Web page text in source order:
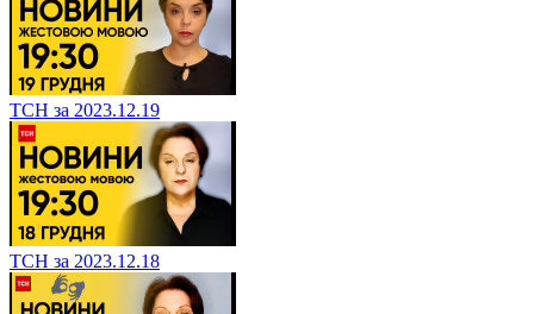
ТСН за 2023.12.19
ТСН за 2023.12.18